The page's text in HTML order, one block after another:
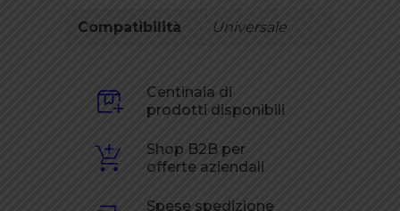
Compatibilità Universale
Centinaia di
prodotti disponibili
Shop B2B per
offerte aziendali
Spese spedizione